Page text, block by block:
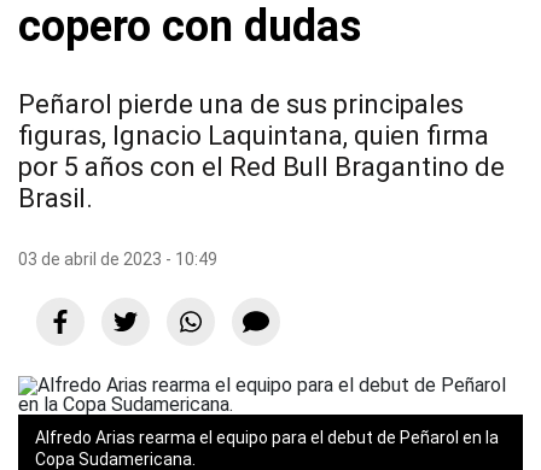
copero con dudas
Peñarol pierde una de sus principales
figuras, Ignacio Laquintana, quien firma
por 5 años con el Red Bull Bragantino de
Brasil.
03 de abril de 2023 - 10:49
Alfredo Arias rearma el equipo para el debut de Peñarol en la
Copa Sudamericana.